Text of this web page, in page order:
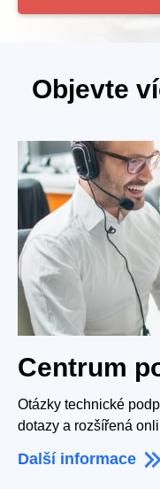
Objevte
Centrum
Otázky technické
dotazy a rozšířená
Další informace